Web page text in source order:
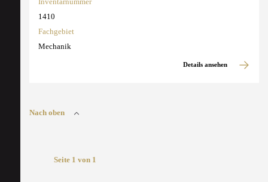
1410
Fachgebiet
Mechanik
Details ansehen
Nach oben
Seite 1 von 1